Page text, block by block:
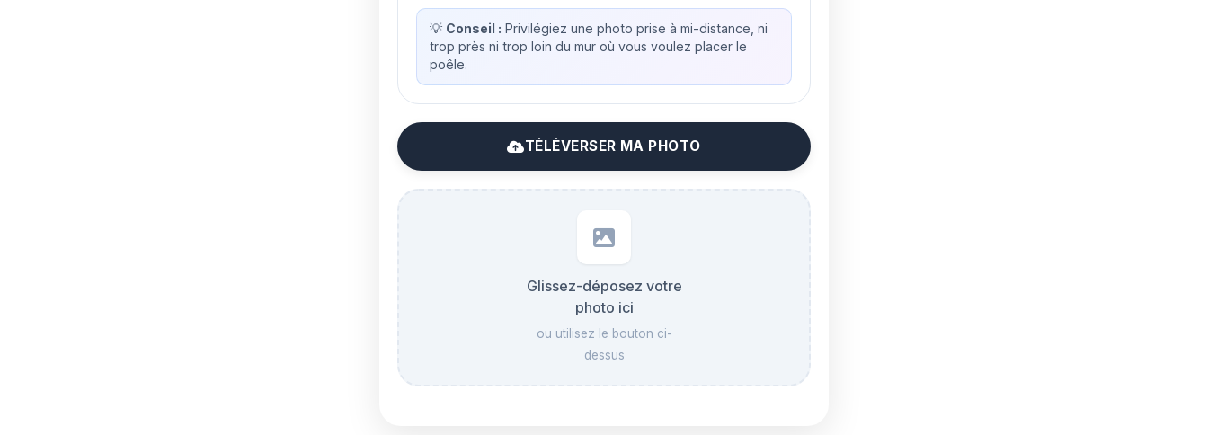
💡 Conseil : Privilégiez une photo prise à mi-distance, ni
trop près ni trop loin du mur où vous voulez placer le
poêle.
TÉLÉVERSER MA PHOTO
Glissez-déposez votre
photo ici
ou utilisez le bouton ci-
dessus